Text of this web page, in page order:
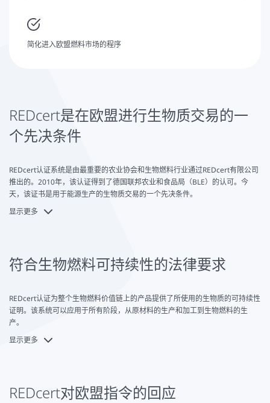
简化进入欧盟燃料市场的程序
REDcert是在欧盟进行生物质交易的一
个先决条件
REDcert认证系统是由最重要的农业协会和生物燃料行业通过REDcert有限公司
推出的。2010年，该认证得到了德国联邦农业和食品局（BLE）的认可。今
天，该证书是用于能源生产的生物质交易的一个先决条件。
REDcert标准符合德国生物质可持续性条例BioSt-NachV和Biokraft-NachV。该
显示更多
符合生物燃料可持续性的法律要求
REDcert认证为整个生物燃料价值链上的产品提供了所使用的生物质的可持续性
证明。该系统可以应用于所有阶段，从原材料的生产和加工到生物燃料的生
产。
REDcert认证在2015年得到了扩展。从那时起，有了REDcert²标准。这个系统
因此，REDcert认证总共有三个等级。
显示更多
REDcert对欧盟指令的回应